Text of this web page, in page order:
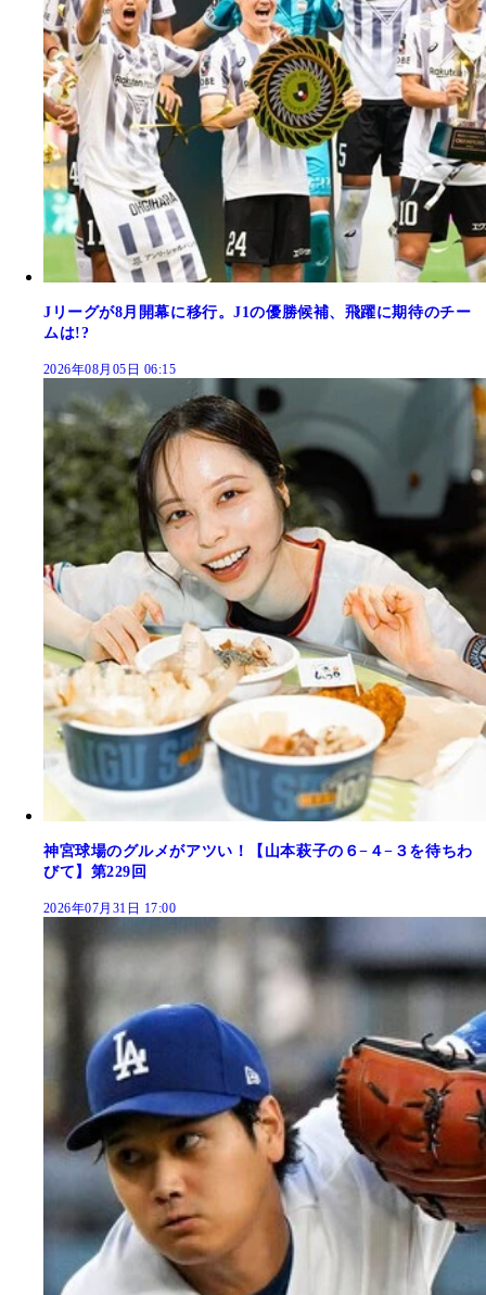
Jリーグが8月開幕に移行。J1の優勝候補、飛躍に期待のチー
ムは!?
2026年08月05日 06:15
神宮球場のグルメがアツい！【山本萩子の６−４−３を待ちわ
びて】第229回
2026年07月31日 17:00